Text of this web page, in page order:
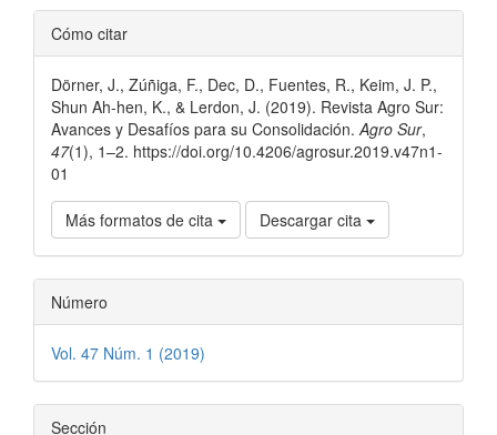
Detalles
del
artículo
Cómo citar
Dörner, J., Zúñiga, F., Dec, D., Fuentes, R., Keim, J. P.,
Shun Ah-hen, K., & Lerdon, J. (2019). Revista Agro Sur:
Avances y Desafíos para su Consolidación. Agro Sur,
47(1), 1–2. https://doi.org/10.4206/agrosur.2019.v47n1-
01
Más formatos de cita Descargar cita
Número
Vol. 47 Núm. 1 (2019)
Sección